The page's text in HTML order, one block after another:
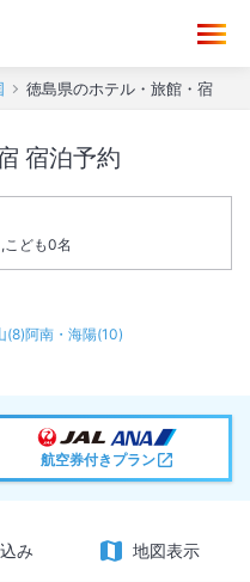
徳島県のホテル・旅館・宿
徳島県のホテル・旅館・宿 宿泊予約
こども0名
(8)阿南・海陽(10)
航空券付きプラン
み 地図表示